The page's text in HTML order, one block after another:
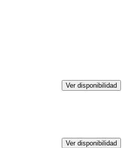
Ver disponibilidad
Ver disponibilidad